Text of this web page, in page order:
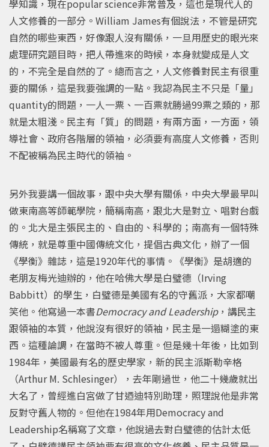
學知識，現在popular science非常普及，這也是現代人的
人文修養的一部分。William James有個說法，不管是研究
自然的哪些東西，好像跟人沒有關係，一旦用歷史的眼光來
處理研究題目時，把人帶進來的時候，本身就變成是人文
的，不完全是自然的了。總而言之，人文修養對民主有很重
要的關係，這是我要強調的一點。我認為民主不只是「量」
quantity的問題，一人一票、一百票就勝過99票之類的，那
就是太粗淺。民主有「質」的問題，有兩方面，一方面，領
導社會、政府各階層的領袖，必須要有高度人文修養，否則
不配被稱為民主時代的領袖。
另外我要講一個故事，跟中央大學有關係，中央大學最早叫
做東南高等師範學院，簡稱南高，跟北大是對立、唱對台戲
的。北大是主張民主的、自由的、科學的；南高有一個特殊
傳統，就是尊重中國傳統文化，提倡古典文化，辦了一個
《學衡》雜誌，這是1920年代的事情。《學衡》是胡適的
老朋友梅光迪辦的，他在哈佛大學是白璧德（Irving
Babbitt）的學生，白璧德是美國有名的守舊派，大家都嘲
笑他。他寫過一本書Democracy and Leadership，講民主
跟領袖的本質，他說沒有很好的領袖，民主是一遢糊塗的東
西。這種論調，在當時不被人尊重。但是幾十年後，比如到
1984年，美國最有名的歷史學家，新的民主派斯勒辛格
（Arthur M. Schlesinger），去年剛過世，他二十幾歲就出
大名了，曾經進白宮做了甘迺迪特別助理，照理說他是非常
反對守舊人物的。但他在1984年用Democracy and
Leadership名稱寫了文章，他說過去對白璧德的估計太低